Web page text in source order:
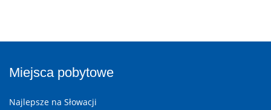
Miejsca pobytowe
Najlepsze na Słowacji